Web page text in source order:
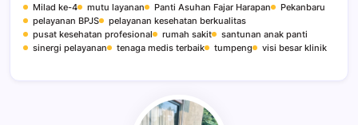
Milad ke-4
mutu layanan Panti Asuhan Fajar Harapan
Pekanbaru
pelayanan BPJS
pelayanan kesehatan berkualitas
pusat kesehatan profesional
rumah sakit
santunan anak panti
sinergi pelayanan
tenaga medis terbaik tumpeng visi besar klinik